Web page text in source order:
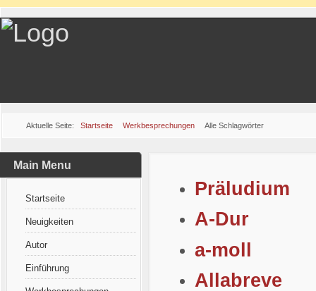
Aktuelle Seite: Startseite Werkbesprechungen Alle Schlagwörter
Main Menu
Startseite
Neuigkeiten
Autor
Einführung
Präludium
A-Dur
a-moll
Allabreve